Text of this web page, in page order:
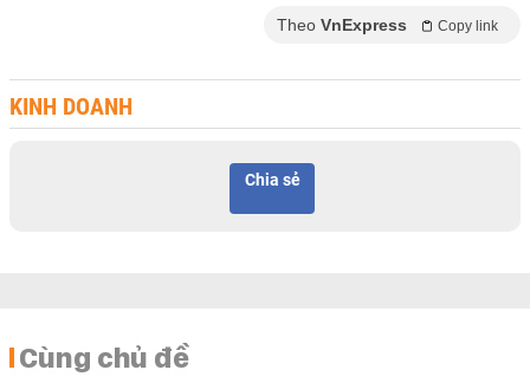
Theo VnExpress Copy link
KINH DOANH
Chia sẻ
Cùng chủ đề